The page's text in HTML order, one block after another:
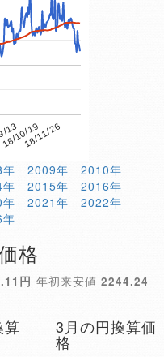
13
18/10/1918/11/26
2009年
2010年
2015年
2016年
2021年
2022年
格
円 年初来安値 2244.24
算 3月の円換算価
格